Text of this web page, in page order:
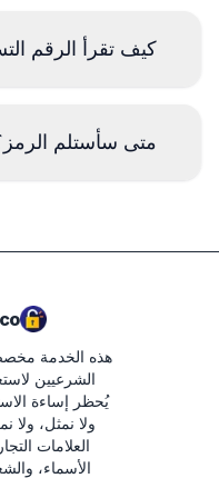
كيف تقرأ الرقم
الكود من الملصق على
التسلسلي أعلى
متى سأستلم
هذه الخدمة
الشرعيين
يُحظر إساءة
ولا نمثل، ولا
العلامات
الأسماء،